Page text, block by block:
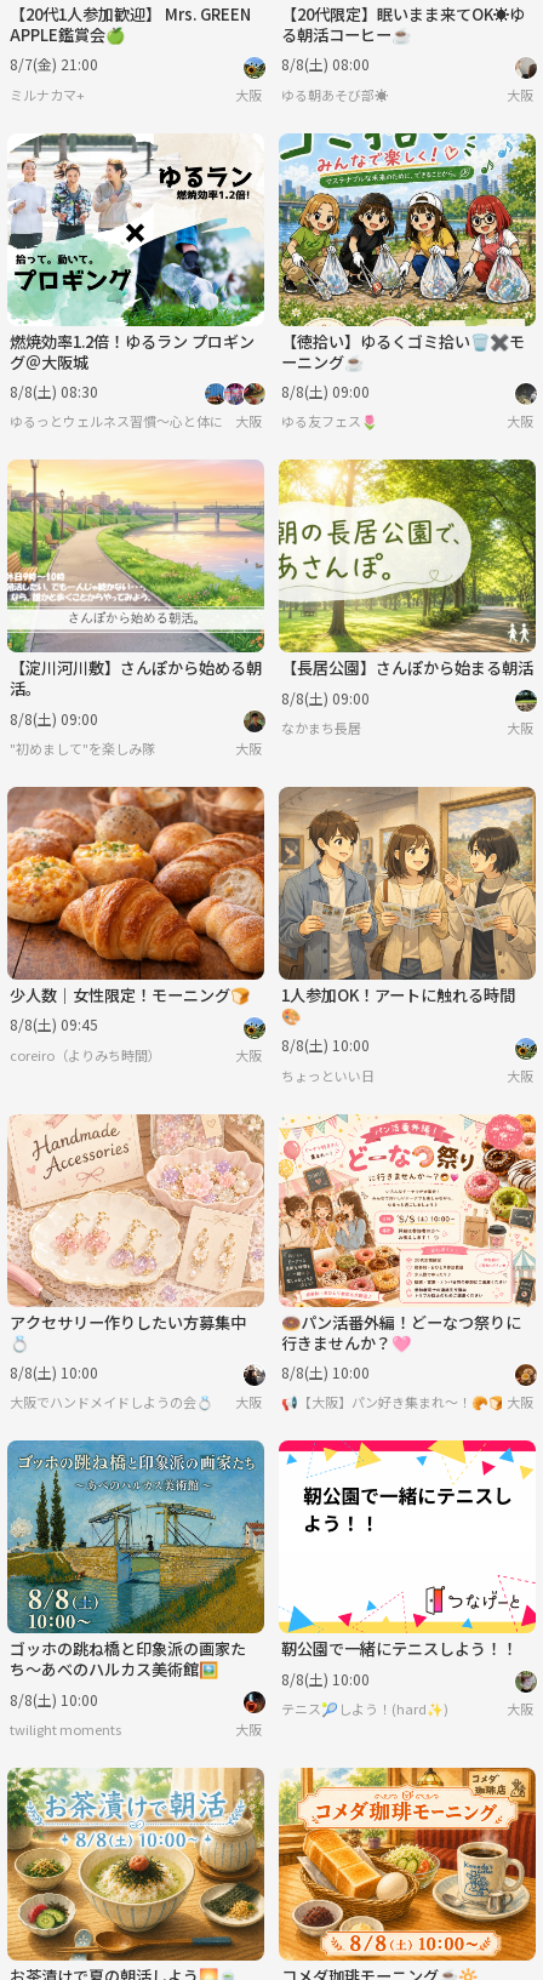
【20代1人参加歓迎】 Mrs. GREEN
APPLE鑑賞会🍏
8/7(金) 21:00
ミルナカマ+ 大阪
【20代限定】眠いまま来てOK☀️ゆ
る朝活コーヒー☕️
8/8(土) 08:00
ゆる朝あそび部☀️ 大阪
燃焼効率1.2倍！ゆるラン プロギン
グ＠大阪城
8/8(土) 08:30
ゆるっとウェルネス習慣〜心と体に「余白のじかん」を〜
大阪
【徳拾い】ゆるくゴミ拾い🗑️✖️モ
ーニング☕️
8/8(土) 09:00
ゆる友フェス🌷 大阪
【淀川河川敷】さんぽから始める朝
活。
8/8(土) 09:00
"初めまして"を楽しみ隊 大阪
【長居公園】さんぽから始まる朝活
8/8(土) 09:00
なかまち長居 大阪
少人数｜女性限定！モーニング🍞
8/8(土) 09:45
coreiro（よりみち時間） 大阪
1人参加OK！アートに触れる時間
🎨
8/8(土) 10:00
ちょっといい日 大阪
アクセサリー作りしたい方募集中
💍
8/8(土) 10:00
大阪でハンドメイドしようの会💍 大阪
🍩パン活番外編！どーなつ祭りに
行きませんか？🩷
8/8(土) 10:00
📢【大阪】パン好き集まれ〜！🥐🍞 大阪
ゴッホの跳ね橋と印象派の画家た
ち〜あべのハルカス美術館🖼
8/8(土) 10:00
twilight moments 大阪
靭公園で一緒にテニスしよう！！
8/8(土) 10:00
テニス🎾しよう！(hard✨️) 大阪